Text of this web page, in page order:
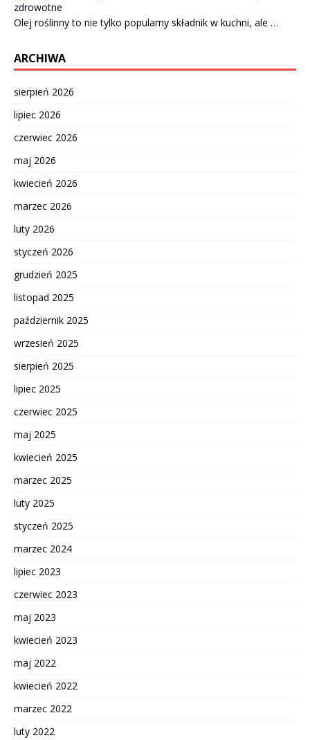
zdrowotne
Olej roślinny to nie tylko popularny składnik w kuchni, ale …
ARCHIWA
sierpień 2026
lipiec 2026
czerwiec 2026
maj 2026
kwiecień 2026
marzec 2026
luty 2026
styczeń 2026
grudzień 2025
listopad 2025
październik 2025
wrzesień 2025
sierpień 2025
lipiec 2025
czerwiec 2025
maj 2025
kwiecień 2025
marzec 2025
luty 2025
styczeń 2025
marzec 2024
lipiec 2023
czerwiec 2023
maj 2023
kwiecień 2023
maj 2022
kwiecień 2022
marzec 2022
luty 2022